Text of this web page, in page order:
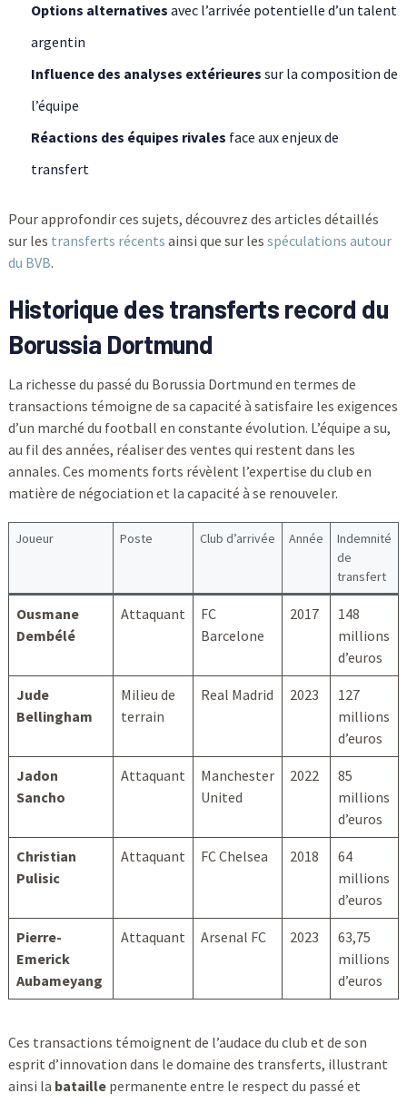
Options alternatives avec l’arrivée potentielle d’un talent
argentin
Influence des analyses extérieures sur la composition de
l’équipe
Réactions des équipes rivales face aux enjeux de
transfert
Pour approfondir ces sujets, découvrez des articles détaillés
sur les transferts récents ainsi que sur les spéculations autour
du BVB.
Historique des transferts record du
Borussia Dortmund
La richesse du passé du Borussia Dortmund en termes de
transactions témoigne de sa capacité à satisfaire les exigences
d’un marché du football en constante évolution. L’équipe a su,
au fil des années, réaliser des ventes qui restent dans les
annales. Ces moments forts révèlent l’expertise du club en
matière de négociation et la capacité à se renouveler.
Joueur Poste Club d’arrivée Année
Indemnité
de
transfert
Ousmane
Dembélé
Attaquant
FC
Barcelone
2017
148
millions
d’euros
Jude
Bellingham
Milieu de
terrain
Real Madrid 2023
127
millions
d’euros
Jadon
Sancho
Attaquant
Manchester
United
2022
85
millions
d’euros
Christian
Pulisic
Attaquant FC Chelsea 2018
64
millions
d’euros
Pierre-
Emerick
Aubameyang
Attaquant Arsenal FC 2023
63,75
millions
d’euros
Ces transactions témoignent de l’audace du club et de son
esprit d’innovation dans le domaine des transferts, illustrant
ainsi la bataillepermanente entre le respect du passé et